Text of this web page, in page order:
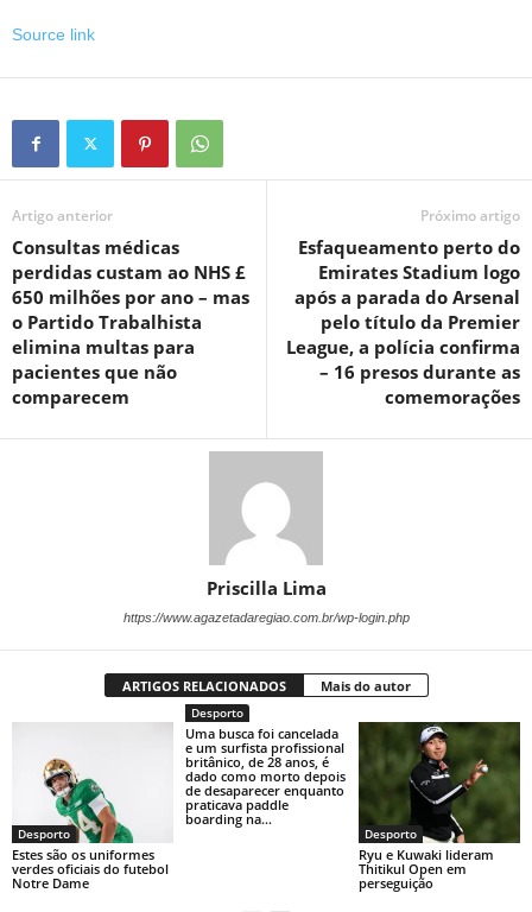
Source link
Artigo anterior
Consultas médicas
perdidas custam ao NHS £
650 milhões por ano – mas
o Partido Trabalhista
elimina multas para
pacientes que não
comparecem
Próximo artigo
Esfaqueamento perto do
Emirates Stadium logo
após a parada do Arsenal
pelo título da Premier
League, a polícia confirma
– 16 presos durante as
comemorações
Priscilla Lima
https://www.agazetadaregiao.com.br/wp-login.php
ARTIGOS RELACIONADOS Mais do autor
Desporto
Estes são os uniformes
verdes oficiais do futebol
Notre Dame
Desporto
Uma busca foi cancelada
e um surfista profissional
britânico, de 28 anos, é
dado como morto depois
de desaparecer enquanto
praticava paddle
boarding na...
Desporto
Ryu e Kuwaki lideram
Thitikul Open em
perseguição